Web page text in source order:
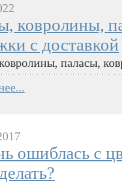
ковролины,
с доставкой
паласы,
ошиблась с